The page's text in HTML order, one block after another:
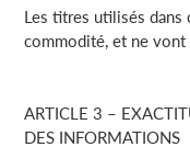
Les titres utilisés
commodité, et ne
ARTICLE 3 –
DES INFORMATIONS